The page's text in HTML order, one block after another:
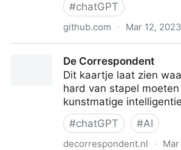
#chatGPT
github.com · Mar 12, 2023
De Correspondent
Dit kaartje laat zien
hard van stapel
kunstmatige
#chatGPT #AI
decorrespondent.nl ·